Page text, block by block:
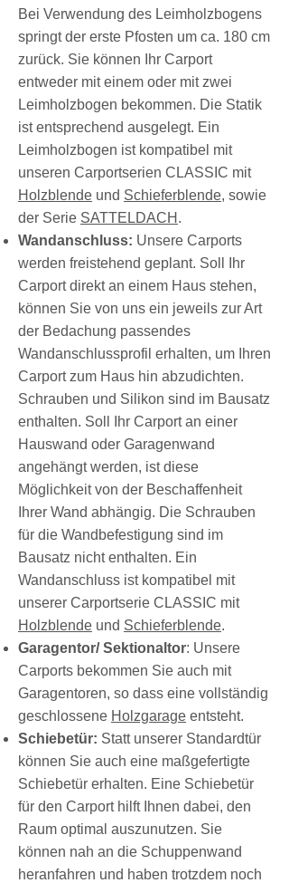
Bei Verwendung des Leimholzbogens
springt der erste Pfosten um ca. 180 cm
zurück. Sie können Ihr Carport
entweder mit einem oder mit zwei
Leimholzbogen bekommen. Die Statik
ist entsprechend ausgelegt. Ein
Leimholzbogen ist kompatibel mit
unseren Carportserien CLASSIC mit
Holzblende und Schieferblende, sowie
der Serie SATTELDACH .
Wandanschluss: Unsere Carports
werden freistehend geplant. Soll Ihr
Carport direkt an einem Haus stehen,
können Sie von uns ein jeweils zur Art
der Bedachung passendes
Wandanschlussprofil erhalten, um Ihren
Carport zum Haus hin abzudichten.
Schrauben und Silikon sind im Bausatz
enthalten. Soll Ihr Carport an einer
Hauswand oder Garagenwand
angehängt werden, ist diese
Möglichkeit von der Beschaffenheit
Ihrer Wand abhängig. Die Schrauben
für die Wandbefestigung sind im
Bausatz nicht enthalten. Ein
Wandanschluss ist kompatibel mit
unserer Carportserie CLASSIC mit
Holzblende und Schieferblende.
Garagentor/ Sektionaltor: Unsere
Carports bekommen Sie auch mit
Garagentoren, so dass eine vollständig
geschlossene Holzgarage entsteht.
Schiebetür: Statt unserer Standardtür
können Sie auch eine maßgefertigte
Schiebetür erhalten. Eine Schiebetür
für den Carport hilft Ihnen dabei, den
Raum optimal auszunutzen. Sie
können nah an die Schuppenwand
heranfahren und haben trotzdem noch